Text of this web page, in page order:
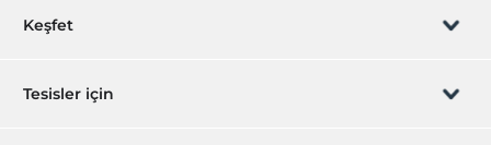
Rezervasyon yönet
Keşfet
Hediye Kart
Tesisler için